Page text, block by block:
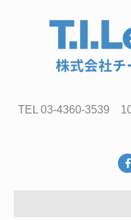
TEL 03-4360-3539